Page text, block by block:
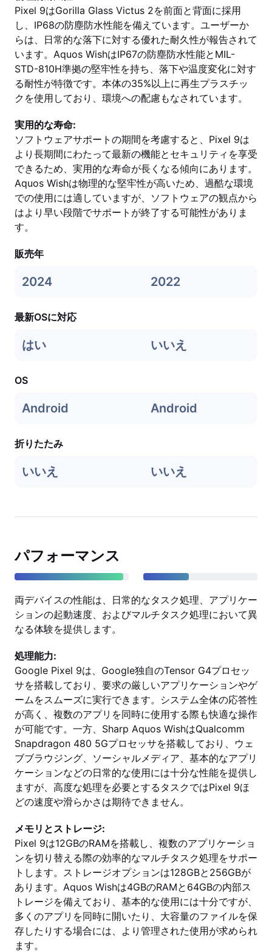
Pixel 9はGorilla Glass Victus 2を前面と背面に採用
し、IP68の防塵防水性能を備えています。ユーザーか
らは、日常的な落下に対する優れた耐久性が報告されて
います。Aquos WishはIP67の防塵防水性能とMIL-
STD-810H準拠の堅牢性を持ち、落下や温度変化に対す
る耐性が特徴です。本体の35%以上に再生プラスチッ
クを使用しており、環境への配慮もなされています。
実用的な寿命:
ソフトウェアサポートの期間を考慮すると、Pixel 9は
より長期間にわたって最新の機能とセキュリティを享受
できるため、実用的な寿命が長くなる傾向にあります。
Aquos Wishは物理的な堅牢性が高いため、過酷な環境
での使用には適していますが、ソフトウェアの観点から
はより早い段階でサポートが終了する可能性がありま
す。
販売年
2024 2022
最新OSに対応
はい いいえ
OS
Android Android
折りたたみ
いいえ いいえ
パフォーマンス
両デバイスの性能は、日常的なタスク処理、アプリケー
ションの起動速度、およびマルチタスク処理において異
なる体験を提供します。
処理能力:
Google Pixel 9は、Google独自のTensor G4プロセッ
サを搭載しており、要求の厳しいアプリケーションやゲ
ームをスムーズに実行できます。システム全体の応答性
が高く、複数のアプリを同時に使用する際も快適な操作
が可能です。一方、Sharp Aquos WishはQualcomm
Snapdragon 480 5Gプロセッサを搭載しており、ウェ
ブブラウジング、ソーシャルメディア、基本的なアプリ
ケーションなどの日常的な使用には十分な性能を提供し
ますが、高度な処理を必要とするタスクではPixel 9ほ
どの速度や滑らかさは期待できません。
メモリとストレージ:
Pixel 9は12GBのRAMを搭載し、複数のアプリケーショ
ンを切り替える際の効率的なマルチタスク処理をサポー
トします。ストレージオプションは128GBと256GBが
あります。Aquos Wishは4GBのRAMと64GBの内部ス
トレージを備えており、基本的な使用には十分ですが、
多くのアプリを同時に開いたり、大容量のファイルを保
存したりする場合には、より管理された使用が求められ
ます。